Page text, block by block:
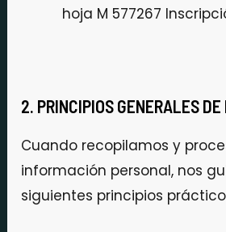
hoja M 577267
2. PRINCIPIOS GENERALES
Cuando recopilamos y
información personal, nos
siguientes principios